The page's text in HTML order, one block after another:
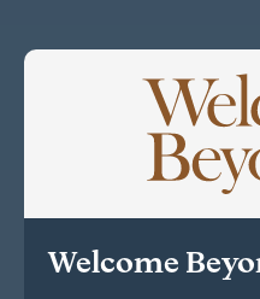
Welcome